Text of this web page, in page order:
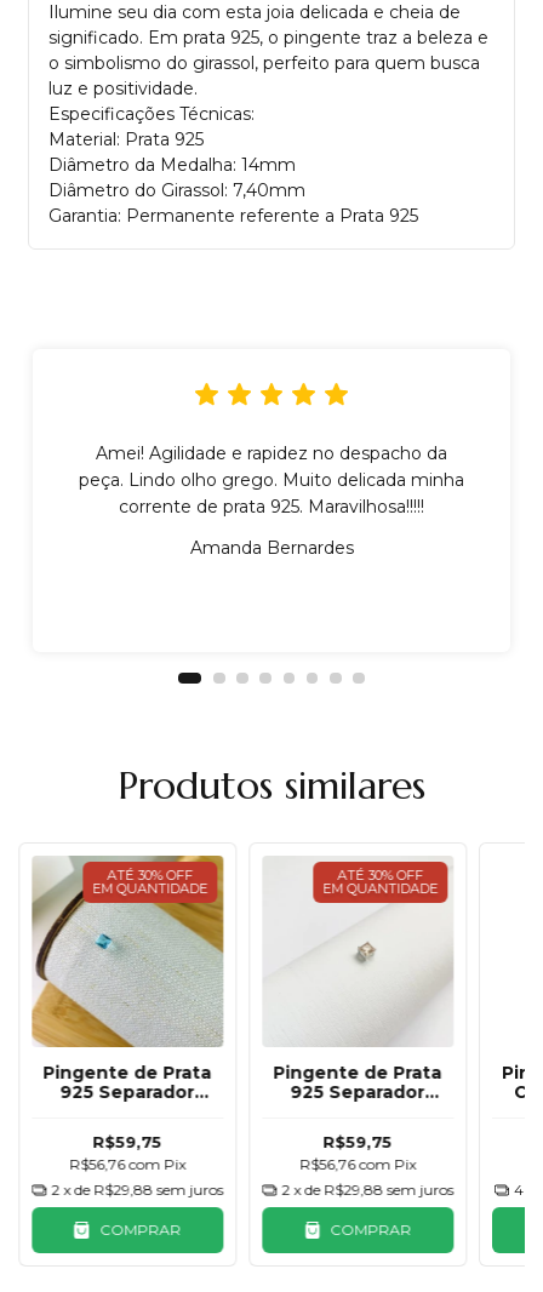
Ilumine seu dia com esta joia delicada e cheia de
significado. Em prata 925, o pingente traz a beleza e
o simbolismo do girassol, perfeito para quem busca
luz e positividade.
Especificações Técnicas:
Material: Prata 925
Diâmetro da Medalha: 14mm
Diâmetro do Girassol: 7,40mm
Garantia: Permanente referente a Prata 925
Amei! Agilidade e rapidez no despacho da
peça. Lindo olho grego. Muito delicada minha
corrente de prata 925. Maravilhosa!!!!!
Amanda Bernardes
Produtos similares
ATÉ 30% OFF
EM QUANTIDADE
Pingente de Prata
925 Separador
Celeste
R$59,75
R$56,76com Pix
2 x de R$29,88 sem juros
COMPRAR
ATÉ 30% OFF
EM QUANTIDADE
Pingente de Prata
925 Separador
Champagne
R$59,75
R$56,76com Pix
2 x de R$29,88 sem juros
COMPRAR
4